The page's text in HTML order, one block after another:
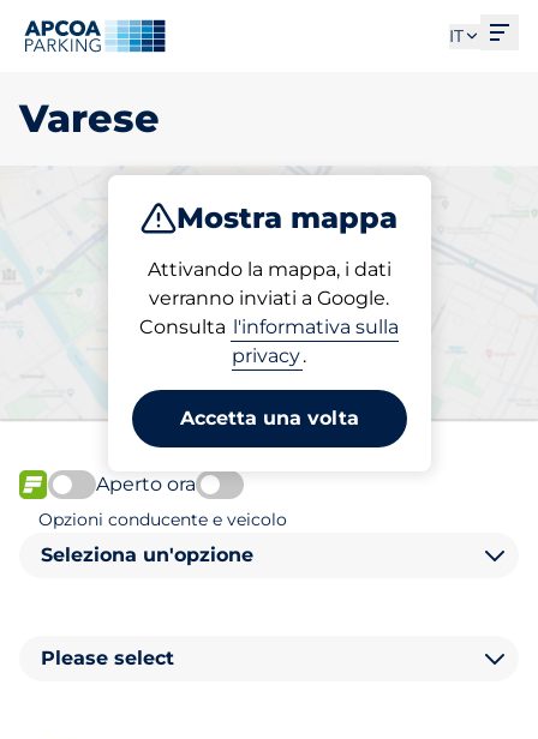
IT
Varese
Mostra mappa
Attivando la mappa, i dati
verranno inviati a Google.
Consulta l'informativa sulla
privacy.
Accetta una volta
Parcheggio Ricarica Abbonamenti
Scegli il tuo posto auto
riservato a Varese
FLOW disponibile
Aperto ora
Opzioni conducente e veicolo
Seleziona un'opzione
Please select